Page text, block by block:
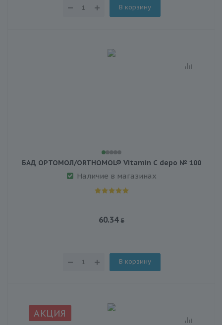
В корзину
БАД ОРТОМОЛ/ORTHOMOL® Vitamin C depo № 100
Наличие в магазинах
60.34
В корзину
АКЦИЯ